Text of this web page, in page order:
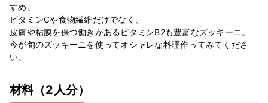
すめ。
ビタミンCや食物繊維だけでなく、
皮膚や粘膜を保つ働きがあるビタミンB2も豊富なズッキーニ。
今が旬のズッキーニを使ってオシャレな料理作ってみてくださ
い。
材料（2人分）